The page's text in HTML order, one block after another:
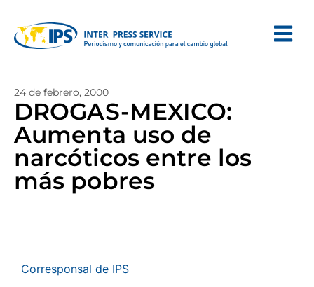
24 de febrero, 2000
DROGAS-MEXICO:
Aumenta uso de
narcóticos entre los
más pobres
Corresponsal de IPS